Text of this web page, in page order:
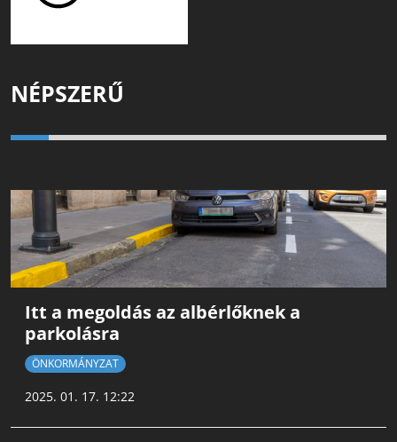
NÉPSZERŰ
Itt a megoldás az albérlőknek a
parkolásra
ÖNKORMÁNYZAT
2025. 01. 17. 12:22